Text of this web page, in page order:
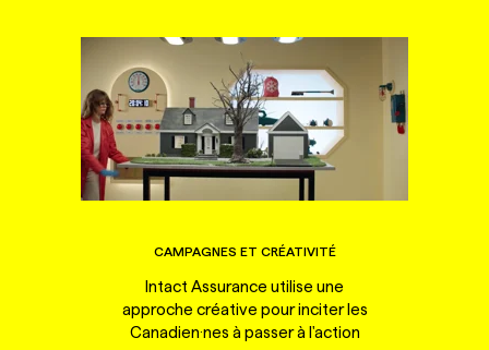
CAMPAGNES ET CRÉATIVITÉ
Intact Assurance utilise une
approche créative pour inciter les
Canadien·nes à passer à l'action